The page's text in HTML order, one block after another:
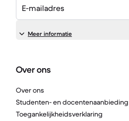
E-mailadres
Meer informatie
Over ons
Over ons
Studenten- en docentenaanbieding
Toegankelijkheidsverklaring